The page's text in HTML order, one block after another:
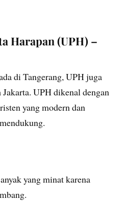
Harapan (UPH) –
di Tangerang, UPH juga
UPH dikenal dengan
yang modern dan
yang minat karena